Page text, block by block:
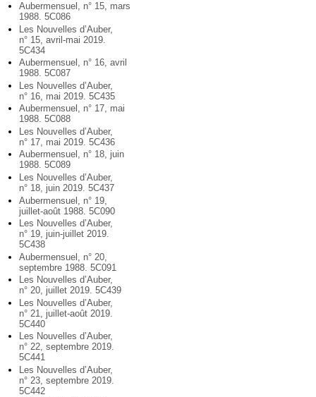
Aubermensuel, n° 15, mars
1988. 5C086
Les Nouvelles d’Auber,
n° 15, avril-mai 2019.
5C434
Aubermensuel, n° 16, avril
1988. 5C087
Les Nouvelles d’Auber,
n° 16, mai 2019. 5C435
Aubermensuel, n° 17, mai
1988. 5C088
Les Nouvelles d’Auber,
n° 17, mai 2019. 5C436
Aubermensuel, n° 18, juin
1988. 5C089
Les Nouvelles d’Auber,
n° 18, juin 2019. 5C437
Aubermensuel, n° 19,
juillet-août 1988. 5C090
Les Nouvelles d’Auber,
n° 19, juin-juillet 2019.
5C438
Aubermensuel, n° 20,
septembre 1988. 5C091
Les Nouvelles d’Auber,
n° 20, juillet 2019. 5C439
Les Nouvelles d’Auber,
n° 21, juillet-août 2019.
5C440
Les Nouvelles d’Auber,
n° 22, septembre 2019.
5C441
Les Nouvelles d’Auber,
n° 23, septembre 2019.
5C442